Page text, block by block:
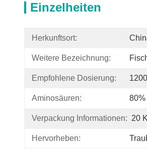
Einzelheiten
Herkunftsort:
Weitere Bezeichnung:
Empfohlene Dosierung:
Aminosäuren: 80%
Verpackung Informationen: 20
Hervorheben: